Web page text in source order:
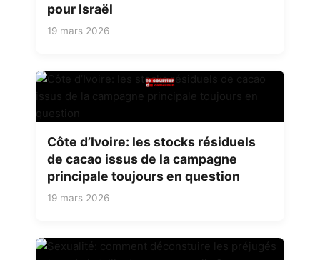
pour Israël
19 mars 2026
Côte d’Ivoire: les stocks résiduels
de cacao issus de la campagne
principale toujours en question
19 mars 2026